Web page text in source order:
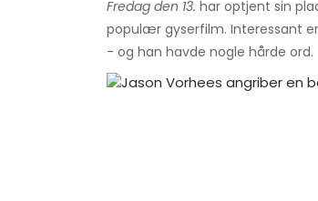
Fredag ​​den 13. har optjent sin
populær gyserfilm. Interessant
- og han havde nogle hårde ord.